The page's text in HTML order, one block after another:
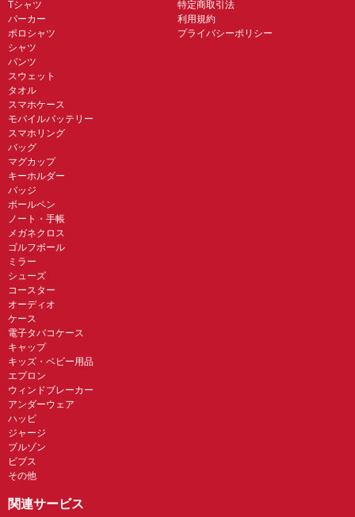
Tシャツ
パーカー
ポロシャツ
シャツ
パンツ
スウェット
タオル
スマホケース
モバイルバッテリー
スマホリング
バッグ
マグカップ
キーホルダー
バッジ
ボールペン
ノート・手帳
メガネクロス
ゴルフボール
ミラー
シューズ
コースター
オーディオ
ケース
電子タバコケース
キャップ
キッズ・ベビー用品
エプロン
ウィンドブレーカー
アンダーウェア
ハッピ
ジャージ
ブルゾン
ビブス
その他
特定商取引法
利用規約
プライバシーポリシー
関連サービス